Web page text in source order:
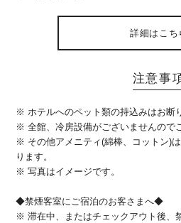
詳細はこち
注意事
※ ホテルへのペット類の持込みはお断
※ 全館、冷房設備がございませんので
※ その他アメニティ(綿棒、コットン)
ります。
※ 写真はイメージです。
◆禁煙客室にご宿泊のお客さまへ◆
※ 滞在中、またはチェックアウト後、